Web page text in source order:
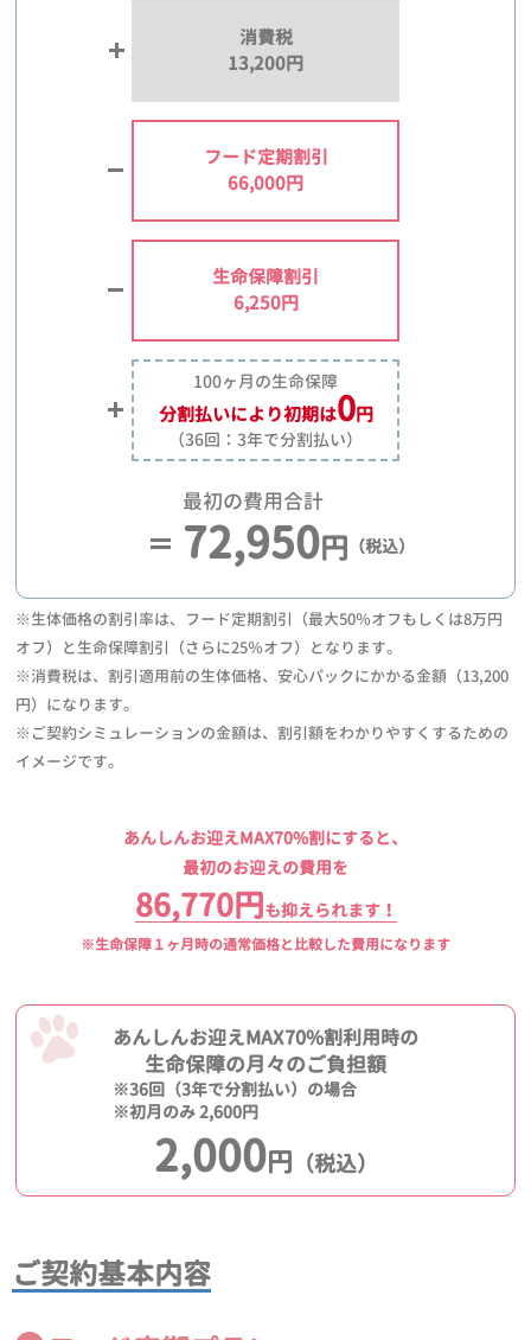
消費税
13,200円
フード定期割引
66,000円
生命保障割引
6,250円
100ヶ月の生命保障
分割払いにより初期は0円
（36回：3年で分割払い）
最初の費用合計
72,950円 （税込）
※生体価格の割引率は、フード定期割引（最大50％オフもしくは8万円
オフ）と生命保障割引（さらに25％オフ）となります。
※消費税は、割引適用前の生体価格、安心パックにかかる金額（13,200
円）になります。
※ご契約シミュレーションの金額は、割引額をわかりやすくするための
イメージです。
あんしんお迎えMAX70%割にすると、
最初のお迎えの費用を
86,770円も抑えられます！
※生命保障１ヶ月時の通常価格と比較した費用になります
あんしんお迎えMAX70%割利用時の
生命保障の月々のご負担額
※36回（3年で分割払い）の場合
※初月のみ 2,600円
2,000円 （税込）
ご契約基本内容